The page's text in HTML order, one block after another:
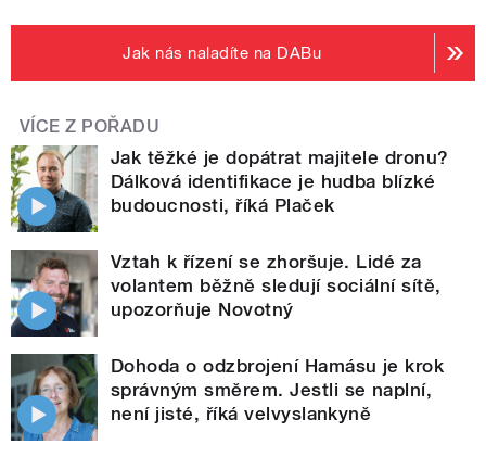
Jak nás naladíte na DABu
VÍCE Z POŘADU
Jak těžké je dopátrat majitele dronu?
Dálková identifikace je hudba blízké
budoucnosti, říká Plaček
Vztah k řízení se zhoršuje. Lidé za
volantem běžně sledují sociální sítě,
upozorňuje Novotný
Dohoda o odzbrojení Hamásu je krok
správným směrem. Jestli se naplní,
není jisté, říká velvyslankyně